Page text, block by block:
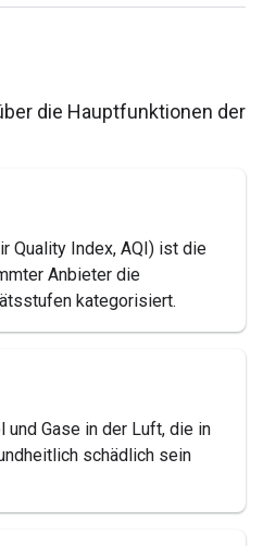
die Hauptfunktionen der
Quality Index, AQI) ist die
Anbieter die
kategorisiert.
Gase in der Luft, die in
schädlich sein